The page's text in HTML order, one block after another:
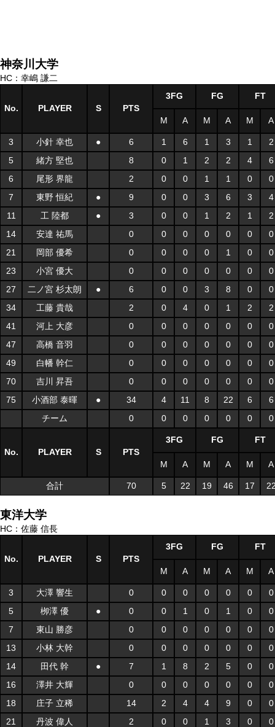
神奈川大学
HC：幸嶋 謙二
No. PLAYER S PTS
3FG FG FT
M A M A M A
3 小針 幸也 ● 6 1 6 1 3 1
2
5
緒方 堅也 8 0 1 2 2 4
6
6
尾形 界龍 2 0 0 1 1 0
0
7
東野 恒紀 ● 9 0 0 3 6 3
4
11
工 陸都 ● 3 0 0 1 2 1
2
14
安達 祐馬 0 0 0 0 0 0
0
21
岡部 優希 0 0 0 0 1 0
0
23
小宮 優大 0 0 0 0 0 0
0
27
二ノ宮 杉太朗 ● 6 0 0 3 8 0
0
34
工藤 貴哉 2 0 4 0 1 2
2
41
河上 大彦 0 0 0 0 0 0
0
47
高橋 音羽 0 0 0 0 0 0
0
49
白幡 幹仁 0 0 0 0 0 0
0
70
吉川 昇吾 0 0 0 0 0 0
0
75
小酒部 泰暉 ● 34 4 11 8 22 6
6
チーム
0 0 0 0 0 0 0
No. PLAYER S PTS
3FG FG FT
M A M A M A
合計 70 5 22 19 46 17
東洋大学
HC：佐藤 信長
No. PLAYER S PTS
3FG FG FT
M A M A M A
3 大澤 響生 0 0 0 0 0 0
0
5
栁澤 優 ● 0 0 1 0 1 0
0
7
東山 勝彦 0 0 0 0 0 0
0
13
小林 大幹 0 0 0 0 0 0
0
14
田代 幹 ● 7 1 8 2 5 0
0
16
澤井 大輝 0 0 0 0 0 0
0
18
庄子 立稀 14 2 4 4 9 0
0
21
丹波 偉人 2 0 0 1 3 0
0